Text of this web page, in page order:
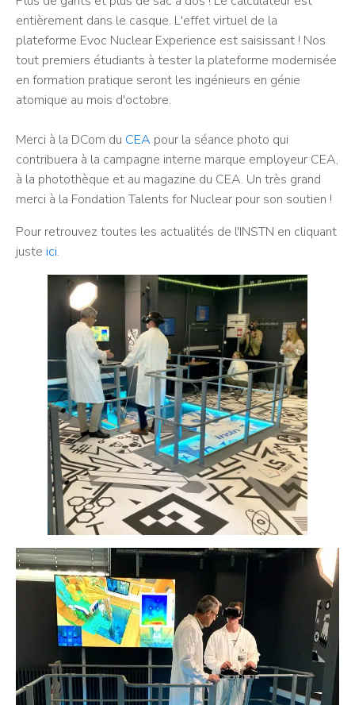
entièrement dans le casque. L'effet virtuel de la
plateforme Evoc Nuclear Experience est saisissant ! Nos
tout premiers étudiants à tester la plateforme modernisée
en formation pratique seront les ingénieurs en génie
atomique au mois d'octobre.
Merci à la DCom du CEA pour la séance photo qui
contribuera à la campagne interne marque employeur CEA,
à la photothèque et au magazine du CEA. Un très grand
merci à la Fondation Talents for Nuclear pour son soutien !
Pour retrouvez toutes les actualités de l'INSTN en cliquant
juste ici.